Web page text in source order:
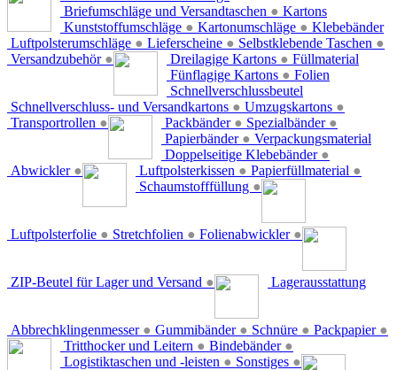
Briefumschläge und Versandtaschen ●
Kunststoffumschläge ● Kartonumschläge ●
Luftpolsterumschläge ● Lieferscheine ● Selbstklebende Taschen ●
Versandzubehör ●
Kartons
Dreilagige Kartons ●
Fünflagige Kartons ●
Schnellverschluss- und Versandkartons ● Umzugskartons ●
Transportrollen ●
Klebebänder
Packbänder ● Spezialbänder ●
Papierbänder ●
Doppelseitige Klebebänder ●
Abwickler ●
Füllmaterial
Luftpolsterkissen ● Papierfüllmaterial ●
Schaumstofffüllung ●
Folien
Luftpolsterfolie ● Stretchfolien ● Folienabwickler ●
Schnellverschlussbeutel
ZIP-Beutel für Lager und Versand ●
Verpackungsmaterial
Abbrechklingenmesser ● Gummibänder ● Schnüre ● Packpapier ●
Lagerausstattung
Tritthocker und Leitern ● Bindebänder ●
Logistiktaschen und -leisten ● Sonstiges ●